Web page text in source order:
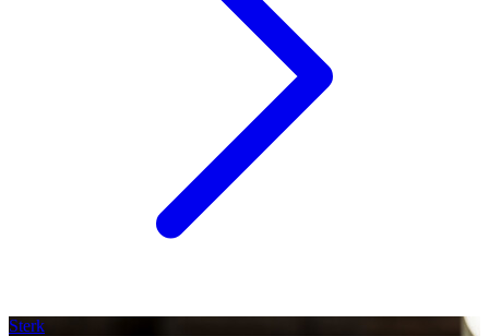
Sterk